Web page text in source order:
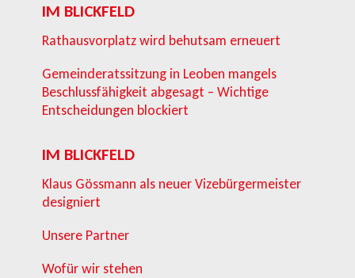
IM BLICKFELD
Rathausvorplatz wird behutsam erneuert
Gemeinderatssitzung in Leoben mangels
Beschlussfähigkeit abgesagt – Wichtige
Entscheidungen blockiert
IM BLICKFELD
Klaus Gössmann als neuer Vizebürgermeister
designiert
Unsere Partner
Wofür wir stehen